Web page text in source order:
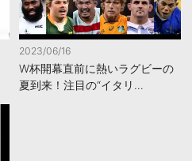
2023/06/16
W杯開幕直前に熱いラグビーの
夏到来！注目の“イタリ…